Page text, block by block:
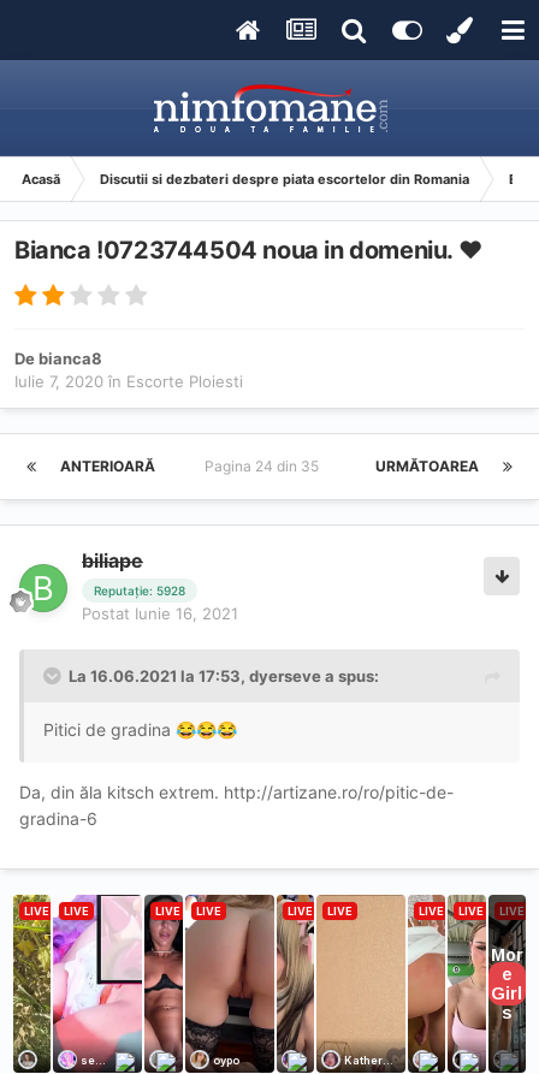
Acasă Discutii si dezbateri despre piata escortelor din Romania
Bianca !0723744504 noua in domeniu. ♥️
Debianca8
Iulie 7, 2020 în Escorte Ploiesti
ANTERIOARĂ URMĂTOAREA
Pagina 24 din 35
biliape
Reputație: 5928
Postat Iunie 16, 2021
La 16.06.2021 la 17:53, dyersevea spus:
Pitici de gradina 😂😂😂
Da, din ăla kitsch extrem. http://artizane.ro/ro/pitic-de-
gradina-6